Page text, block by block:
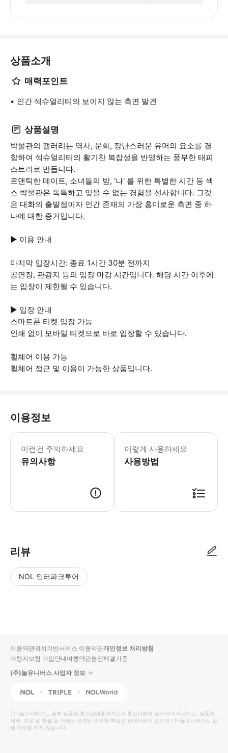
상품소개
매력포인트
인간 섹슈얼리티의 보이지 않는 측면 발견
상품설명
박물관의 갤러리는 역사, 문화, 장난스러운 유머의 요소를 결
합하여 섹슈얼리티의 활기찬 복잡성을 반영하는 풍부한 태피
스트리로 만듭니다.
로맨틱한 데이트, 소녀들의 밤, '나' 를 위한 특별한 시간 등 섹
스 박물관은 독특하고 잊을 수 없는 경험을 선사합니다. 그것
은 대화의 출발점이자 인간 존재의 가장 흥미로운 측면 중 하
나에 대한 증거입니다.
▶ 이용 안내
마지막 입장시간: 종료 1시간 30분 전까지
공연장, 관광지 등의 입장 마감 시간입니다. 해당 시간 이후에
는 입장이 제한될 수 있습니다.
▶ 입장 안내
스마트폰 티켓 입장 가능
인쇄 없이 모바일 티켓으로 바로 입장할 수 있습니다.
휠체어 이용 가능
휠체어 접근 및 이용이 가능한 상품입니다.
이용정보
이런건 주의하세요
유의사항
▶ 꼭 알아두세요 현장에서 소매점 이
이렇게 사용하세요
사용방법
리뷰
NOL 인터파크투어
입니
다.
높
은
순
동
영
상
순
상
이용약관위치기반서비스 이용약관개인정보 처리방침
여행자보험 가입안내여행약관분쟁해결기준
(주)놀유니버스 사업자 정보
NOL Triple Interpark Global
(주)놀유니버스는 일부 상품의 통신판매중개자로서 통신판매의 당사자가 아니므로, 상품의
예약, 이용 및 환불 등 거래와 관련된 의무와 책임은 판매자에게 있으며 (주)놀유니버스는 일
체 책임을 지지 않습니다.